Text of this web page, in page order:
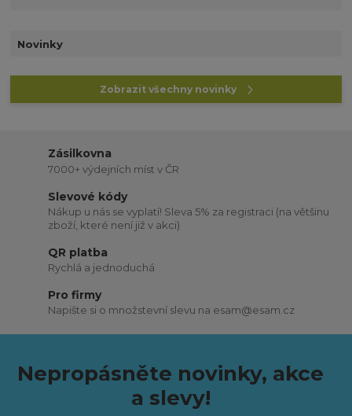
Novinky
Zobrazit všechny novinky
Zásilkovna
7000+ výdejních míst v ČR
Slevové kódy
Nákup u nás se vyplatí! Sleva 5% za registraci (na většinu
zboží, které není již v akci)
QR platba
Rychlá a jednoduchá
Pro firmy
Napište si o množstevní slevu na esam@esam.cz
Nepropásněte novinky, akce
a slevy!